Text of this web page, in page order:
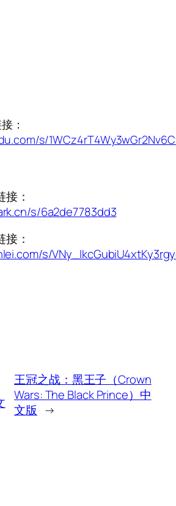
：
s/
：
s/6a2de7783dd3
：
s/
王冠之战：黑王子（Crown
Wars: The Black Prince）中
文版 →